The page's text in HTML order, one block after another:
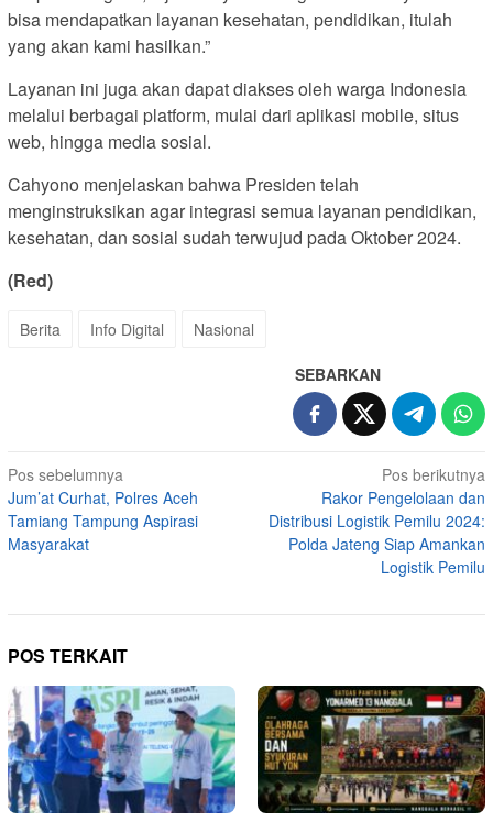
bisa mendapatkan layanan kesehatan, pendidikan, itulah
yang akan kami hasilkan.”
Layanan ini juga akan dapat diakses oleh warga Indonesia
melalui berbagai platform, mulai dari aplikasi mobile, situs
web, hingga media sosial.
Cahyono menjelaskan bahwa Presiden telah
menginstruksikan agar integrasi semua layanan pendidikan,
kesehatan, dan sosial sudah terwujud pada Oktober 2024.
(Red)
Berita Info Digital Nasional
SEBARKAN
Navigasi
pos
Pos sebelumnya
Jum’at Curhat, Polres Aceh
Tamiang Tampung Aspirasi
Masyarakat
Pos berikutnya
Rakor Pengelolaan dan
Distribusi Logistik Pemilu 2024:
Polda Jateng Siap Amankan
Logistik Pemilu
POS TERKAIT